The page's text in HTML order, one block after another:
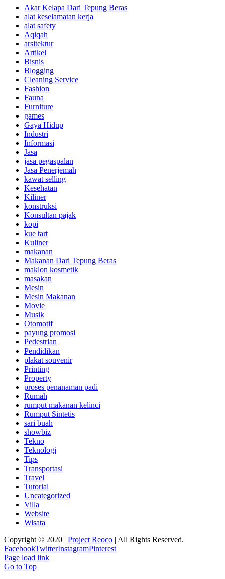
Akar Kelapa Dari Tepung Beras
alat keselamatan kerja
alat safety
Aqiqah
arsitektur
Artikel
Bisnis
Blogging
Cleaning Service
Fashion
Fauna
Furniture
games
Gaya Hidup
Industri
Informasi
Jasa
jasa pegaspalan
Jasa Penerjemah
kawat selling
Kesehatan
Kiliner
konstruksi
Konsultan pajak
kopi
kue tart
Kuliner
makanan
Makanan Dari Tepung Beras
maklon kosmetik
masakan
Mesin
Mesin Makanan
Movie
Musik
Otomotif
payung promosi
Pedestrian
Pendidikan
plakat souvenir
Printing
Property
proses penanaman padi
Rumah
rumput makanan kelinci
Rumput Sintetis
sari buah
showbiz
Tekno
Teknologi
Tips
Transportasi
Travel
Tutorial
Uncategorized
Villa
Website
Wisata
Copyright © 2020 | Project Reoco | All Rights Reserved.
FacebookTwitterInstagramPinterest
Page load link
Go to Top